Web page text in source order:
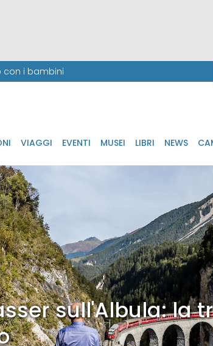
con i bambini
VIAGGI EVENTI MUSEI LIBRI NEWS
sull'Albula: la